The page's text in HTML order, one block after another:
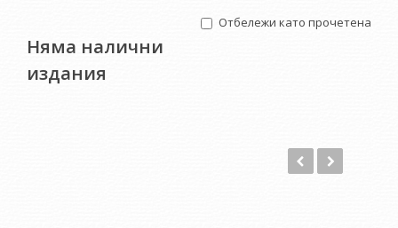
Отбележи като прочетена
Няма налични
издания